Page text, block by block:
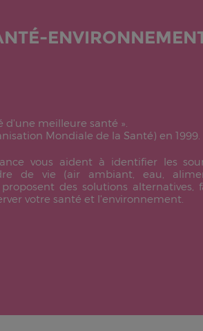
d'une meilleure santé ».
Mondiale de la Santé) en 1999.
vous aident à identifier les
de vie (air ambiant, eau,
des solutions alternatives,
votre santé et l'environnement.